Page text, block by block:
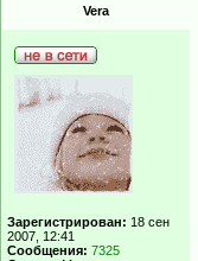
Vera
Зарегистрирован: 18 сен
2007, 12:41
Сообщения: 7325